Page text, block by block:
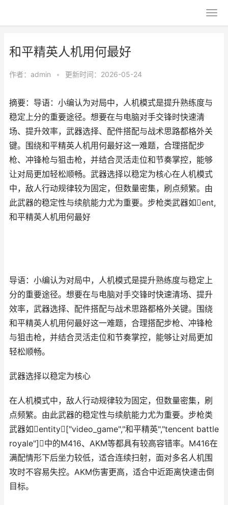
和平精英人机用何最好
作者： admin • 更新时间：2026-05-24
摘要：导语：小编认为对局中，人机模式是提升熟练度与
稳定上分的重要途径。想要在与电脑对手交锋时快速清
场、提升效率，武器选择、配件搭配与战术思路都格外关
键。围绕和平精英人机用何最好这一难题，合理搭配步
枪、冲锋枪与狙击枪，并结合灵活走位和节奏掌控，能够
让对局更加轻松顺畅。武器选择以稳定为核心在人机模式
中，敌人行动规律较为固定，但数量密集，刷点频繁。由
此武器的稳定性与续航能力尤为重要。步枪类武器如ent,
和平精英人机用何最好
导语：小编认为对局中，人机模式是提升熟练度与稳定上
分的重要途径。想要在与电脑对手交锋时快速清场、提升
效率，武器选择、配件搭配与战术思路都格外关键。围绕
和平精英人机用何最好这一难题，合理搭配步枪、冲锋枪
与狙击枪，并结合灵活走位和节奏掌控，能够让对局更加
轻松顺畅。
武器选择以稳定为核心
在人机模式中，敌人行动规律较为固定，但数量密集，刷
点频繁。由此武器的稳定性与续航能力尤为重要。步枪类
武器如entity["video_game","和平精英","tencent battle
royale"]中的M416、AKM等都具有较高容错率。M416在
满配情形下后坐力较低，适合连续扫射，面对多名人机围
攻时不容易失控。AKM伤害更高，适合中近距离快速击倒
目标。